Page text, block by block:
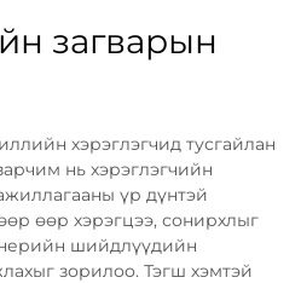
загварын
хэрэглэгчид тусгайлан
нь хэрэглэгчийн
үр дүнтэй
өөр хэрэгцээ, сонирхлыг
шийдлүүдийн
зорилоо. Тэгш хэмтэй